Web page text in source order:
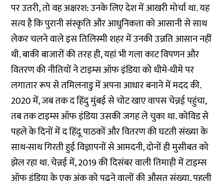
पर उतरी, तो वह अक्षरश: उनके लिए देश में आखरी मोर्चा था. यह
सत्य है कि पुरानी संस्कृति और आधुनिकता को आसानी से साथ
लेकर चलने वाले इस तिलिस्मी शहर में उनकी उन्नति आसान नहीं
थी. बाकी बाजारों की तरह ही, यहां भी गला काट विपणन और
वितरण की नीतियों ने टाइम्स ऑफ इंडिया को धीमे-धीमे पर
लगातार रूप से तमिलनाडु में अपना आधार बनाने में मदद की.
2020 में, जब तक द हिंदु मुंबई से चोट खाए वापस चेन्नई पहुंचा,
तब तक टाइम्स ऑफ इंडिया उसकी जगह ले चुका था. कोविड से
पहले के दिनों में द हिंदू पाठकों और वितरण की घटती संख्या के
साथ-साथ गिरती हुई विज्ञापनों से आमदनी, दोनों ही मुसीबत को
झेल रहा था. चेन्नई में, 2019 की दिसंबर वाली तिमाही में टाइम्स